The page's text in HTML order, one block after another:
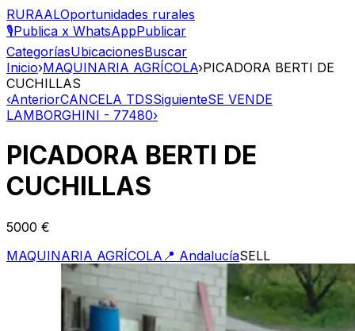
RURAALOportunidades rurales
🎙️Publica x WhatsAppPublicar
CategoríasUbicacionesBuscar
Inicio›MAQUINARIA AGRÍCOLA›PICADORA BERTI DE
CUCHILLAS
‹AnteriorCANCELA TDSSiguienteSE VENDE
LAMBORGHINI - 77480›
PICADORA BERTI DE
CUCHILLAS
5000 €
MAQUINARIA AGRÍCOLA 📍 AndalucíaSELL